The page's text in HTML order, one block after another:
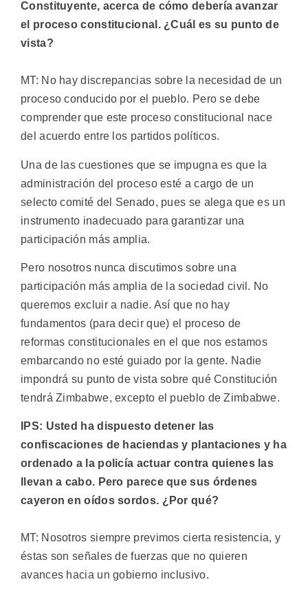
Constituyente, acerca de cómo debería avanzar
el proceso constitucional. ¿Cuál es su punto de
vista?
MT: No hay discrepancias sobre la necesidad de un
proceso conducido por el pueblo. Pero se debe
comprender que este proceso constitucional nace
del acuerdo entre los partidos políticos.
Una de las cuestiones que se impugna es que la
administración del proceso esté a cargo de un
selecto comité del Senado, pues se alega que es un
instrumento inadecuado para garantizar una
participación más amplia.
Pero nosotros nunca discutimos sobre una
participación más amplia de la sociedad civil. No
queremos excluir a nadie. Así que no hay
fundamentos (para decir que) el proceso de
reformas constitucionales en el que nos estamos
embarcando no esté guiado por la gente. Nadie
impondrá su punto de vista sobre qué Constitución
tendrá Zimbabwe, excepto el pueblo de Zimbabwe.
IPS: Usted ha dispuesto detener las
confiscaciones de haciendas y plantaciones y ha
ordenado a la policía actuar contra quienes las
llevan a cabo. Pero parece que sus órdenes
cayeron en oídos sordos. ¿Por qué?
MT: Nosotros siempre previmos cierta resistencia, y
éstas son señales de fuerzas que no quieren
avances hacia un gobierno inclusivo.